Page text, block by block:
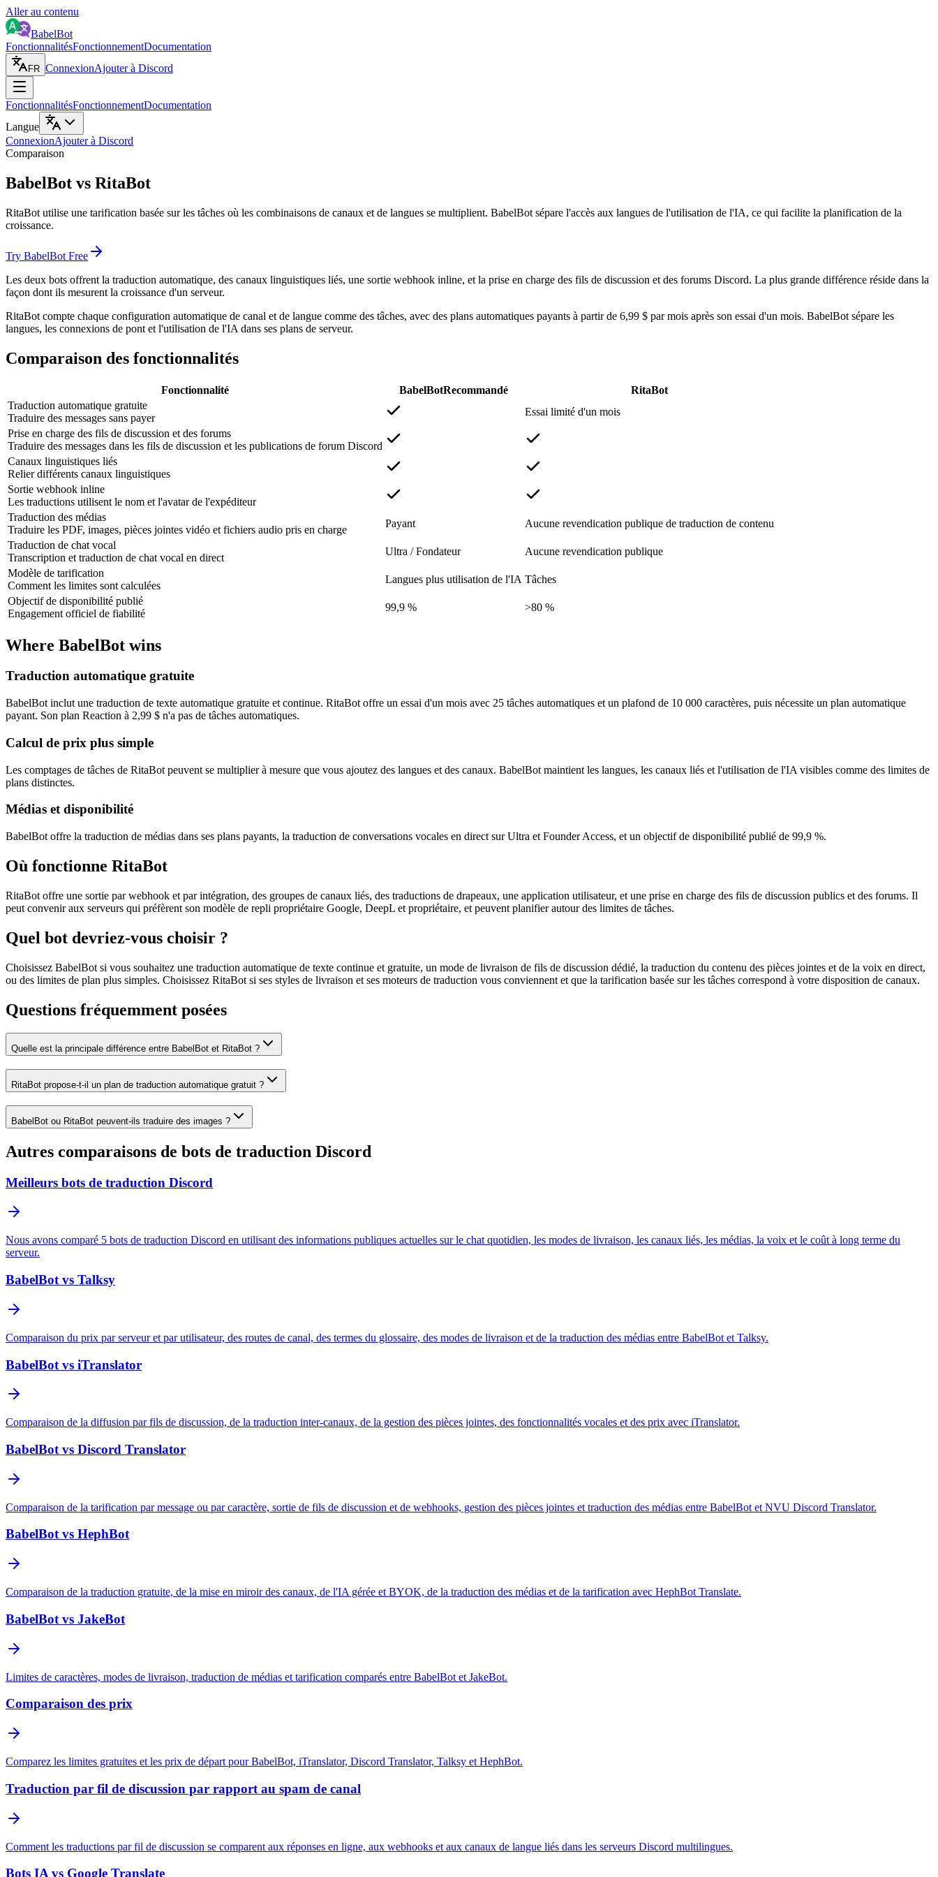
Aller au contenu
BabelBot
FonctionnalitésFonctionnementDocumentation
FR ConnexionAjouter à Discord
FonctionnalitésFonctionnementDocumentation
Langue
ConnexionAjouter à Discord
Comparaison
BabelBot vs RitaBot
RitaBot utilise une tarification basée sur les tâches où les combinaisons de canaux et de langues se multiplient. BabelBot sépare l'accès aux langues de l'utilisation de l'IA, ce qui facilite la planification de la
croissance.
Try BabelBot Free
Les deux bots offrent la traduction automatique, des canaux linguistiques liés, une sortie webhook inline, et la prise en charge des fils de discussion et des forums Discord. La plus grande différence réside dans la
façon dont ils mesurent la croissance d'un serveur.
RitaBot compte chaque configuration automatique de canal et de langue comme des tâches, avec des plans automatiques payants à partir de 6,99 $ par mois après son essai d'un mois. BabelBot sépare les
langues, les connexions de pont et l'utilisation de l'IA dans ses plans de serveur.
Comparaison des fonctionnalités
Fonctionnalité BabelBotRecommandé
RitaBot
Traduction automatique gratuite
Traduire des messages sans payer
Essai limité d'un mois
Prise en charge des fils de discussion et des forums
Traduire des messages dans les fils de discussion et les publications de forum Discord
Canaux linguistiques liés
Relier différents canaux linguistiques
Sortie webhook inline
Les traductions utilisent le nom et l'avatar de l'expéditeur
Traduction des médias
Traduire les PDF, images, pièces jointes vidéo et fichiers audio pris en charge
Payant
Aucune revendication publique de traduction de contenu
Traduction de chat vocal
Transcription et traduction de chat vocal en direct
Ultra / Fondateur
Aucune revendication publique
Modèle de tarification
Comment les limites sont calculées
Langues plus utilisation de l'IA Tâches
Objectif de disponibilité publié
Engagement officiel de fiabilité
99,9 % >80 %
Where BabelBot wins
Traduction automatique gratuite
BabelBot inclut une traduction de texte automatique gratuite et continue. RitaBot offre un essai d'un mois avec 25 tâches automatiques et un plafond de 10 000 caractères, puis nécessite un plan automatique
payant. Son plan Reaction à 2,99 $ n'a pas de tâches automatiques.
Calcul de prix plus simple
Les comptages de tâches de RitaBot peuvent se multiplier à mesure que vous ajoutez des langues et des canaux. BabelBot maintient les langues, les canaux liés et l'utilisation de l'IA visibles comme des limites de
plans distinctes.
Médias et disponibilité
BabelBot offre la traduction de médias dans ses plans payants, la traduction de conversations vocales en direct sur Ultra et Founder Access, et un objectif de disponibilité publié de 99,9 %.
Où fonctionne RitaBot
RitaBot offre une sortie par webhook et par intégration, des groupes de canaux liés, des traductions de drapeaux, une application utilisateur, et une prise en charge des fils de discussion publics et des forums. Il
peut convenir aux serveurs qui préfèrent son modèle de repli propriétaire Google, DeepL et propriétaire, et peuvent planifier autour des limites de tâches.
Quel bot devriez-vous choisir ?
Choisissez BabelBot si vous souhaitez une traduction automatique de texte continue et gratuite, un mode de livraison de fils de discussion dédié, la traduction du contenu des pièces jointes et de la voix en direct,
ou des limites de plan plus simples. Choisissez RitaBot si ses styles de livraison et ses moteurs de traduction vous conviennent et que la tarification basée sur les tâches correspond à votre disposition de canaux.
Questions fréquemment posées
Quelle est la principale différence entre BabelBot et RitaBot ?
RitaBot propose-t-il un plan de traduction automatique gratuit ?
BabelBot ou RitaBot peuvent-ils traduire des images ?
Autres comparaisons de bots de traduction Discord
Meilleurs bots de traduction Discord
Nous avons comparé 5 bots de traduction Discord en utilisant des informations publiques actuelles sur le chat quotidien, les modes de livraison, les canaux liés, les médias, la voix et le coût à long terme du
serveur.
BabelBot vs Talksy
Comparaison du prix par serveur et par utilisateur, des routes de canal, des termes du glossaire, des modes de livraison et de la traduction des médias entre BabelBot et Talksy.
BabelBot vs iTranslator
Comparaison de la diffusion par fils de discussion, de la traduction inter-canaux, de la gestion des pièces jointes, des fonctionnalités vocales et des prix avec iTranslator.
BabelBot vs Discord Translator
Comparaison de la tarification par message ou par caractère, sortie de fils de discussion et de webhooks, gestion des pièces jointes et traduction des médias entre BabelBot et NVU Discord Translator.
BabelBot vs HephBot
Comparaison de la traduction gratuite, de la mise en miroir des canaux, de l'IA gérée et BYOK, de la traduction des médias et de la tarification avec HephBot Translate.
BabelBot vs JakeBot
Limites de caractères, modes de livraison, traduction de médias et tarification comparés entre BabelBot et JakeBot.
Comparaison des prix
Comparez les limites gratuites et les prix de départ pour BabelBot, iTranslator, Discord Translator, Talksy et HephBot.
Traduction par fil de discussion par rapport au spam de canal
Comment les traductions par fil de discussion se comparent aux réponses en ligne, aux webhooks et aux canaux de langue liés dans les serveurs Discord multilingues.
Bots IA vs Google Translate